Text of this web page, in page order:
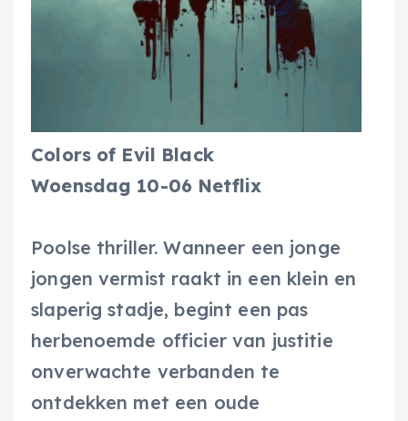
Colors of Evil Black
Woensdag 10-06 Netflix
Poolse thriller. Wanneer een jonge
jongen vermist raakt in een klein en
slaperig stadje, begint een pas
herbenoemde officier van justitie
onverwachte verbanden te
ontdekken met een oude